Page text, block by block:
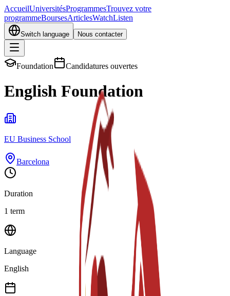
AccueilUniversitésProgrammesTrouvez votre
programmeBoursesArticlesWatchListen
Switch language Nous contacter
Foundation Candidatures ouvertes
English Foundation
EU Business School
Barcelona
Duration
1 term
Language
English